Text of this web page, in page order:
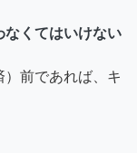
なくてはいけない
前であれば、キ